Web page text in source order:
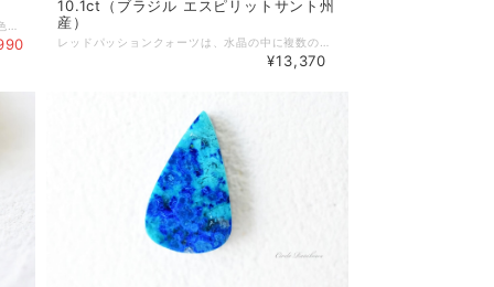
10.1ct（ブラジル エスピリットサント州
産）
¥13,370